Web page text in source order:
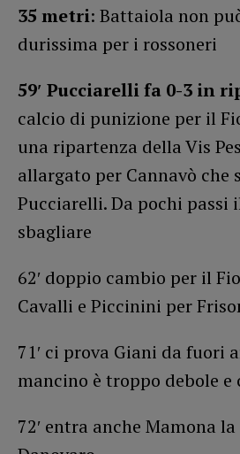
35 metri: Battaiola non
durissima per i rossoneri
59′ Pucciarelli fa 0-3 in
calcio di punizione per il
una ripartenza della Vis
allargato per Cannavò che
Pucciarelli. Da pochi passi
sbagliare
62′ doppio cambio per il
Cavalli e Piccinini per
71′ ci prova Giani da fuori
mancino è troppo debole e
72′ entra anche Mamona